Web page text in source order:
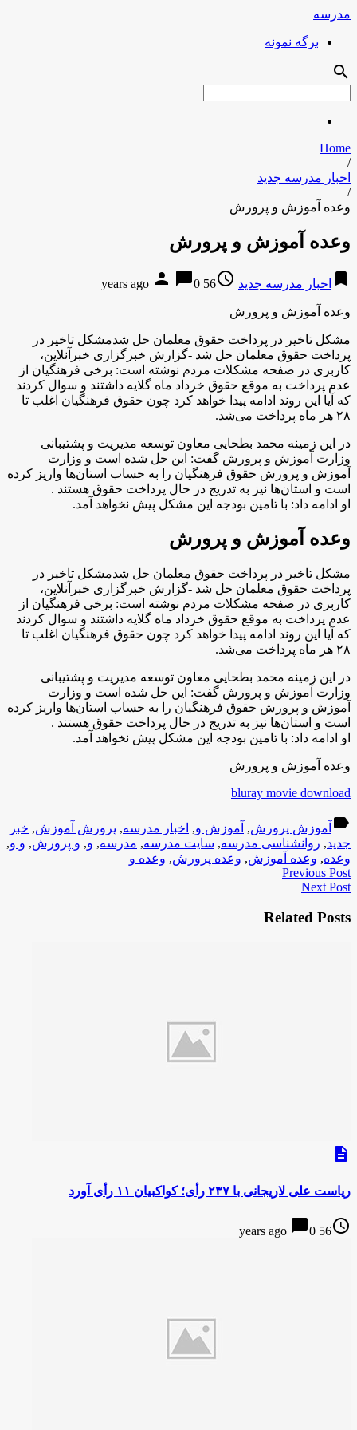
مدرسه
برگه نمونه
search
Home
/
اخبار مدرسه جدید
/
وعده آموزش و پرورش
وعده آموزش و پرورش
bookmark اخبار مدرسه جدید access_time
56 years ago
person chat_bubble0
وعده آموزش و پرورش
مشکل تاخیر در پرداخت حقوق معلمان حل شدمشکل تاخیر در
پرداخت حقوق معلمان حل شد -گزارش خبرگزاری خبرآنلاین،
کاربری در صفحه مشکلات مردم نوشته است: برخی فرهنگیان از
عدم پرداخت به موقع حقوق خرداد ماه گلایه داشتند و سوال کردند
که آیا این روند ادامه پیدا خواهد کرد چون حقوق فرهنگیان اغلب تا
۲۸ هر ماه پرداخت می‌شد.
در این زمینه محمد بطحایی معاون توسعه مدیریت و پشتیبانی
وزارت آموزش و پرورش گفت: این حل شده است و وزارت
آموزش و پرورش حقوق فرهنگیان را به حساب استان‌ها واریز کرده
است و استان‌ها نیز به تدریج در حال پرداخت حقوق هستند .
او ادامه داد: با تامین بودجه این مشکل پیش نخواهد آمد.
وعده آموزش و پرورش
مشکل تاخیر در پرداخت حقوق معلمان حل شدمشکل تاخیر در
پرداخت حقوق معلمان حل شد -گزارش خبرگزاری خبرآنلاین،
کاربری در صفحه مشکلات مردم نوشته است: برخی فرهنگیان از
عدم پرداخت به موقع حقوق خرداد ماه گلایه داشتند و سوال کردند
که آیا این روند ادامه پیدا خواهد کرد چون حقوق فرهنگیان اغلب تا
۲۸ هر ماه پرداخت می‌شد.
در این زمینه محمد بطحایی معاون توسعه مدیریت و پشتیبانی
وزارت آموزش و پرورش گفت: این حل شده است و وزارت
آموزش و پرورش حقوق فرهنگیان را به حساب استان‌ها واریز کرده
است و استان‌ها نیز به تدریج در حال پرداخت حقوق هستند .
او ادامه داد: با تامین بودجه این مشکل پیش نخواهد آمد.
وعده آموزش و پرورش
bluray movie download
label آموزش پرورش, آموزش و, اخبار مدرسه, پرورش آموزش, خبر
جدید, روانشناسی مدرسه, سایت مدرسه, مدرسه, و, و پرورش, و و,
وعده, وعده آموزش, وعده پرورش, وعده و
Previous Post
Next Post
Related Posts
description
ریاست علی لاریجانی با ۲۳۷ رأی؛ کواکبیان ۱۱ رأی آورد
access_time
56 years ago
chat_bubble0